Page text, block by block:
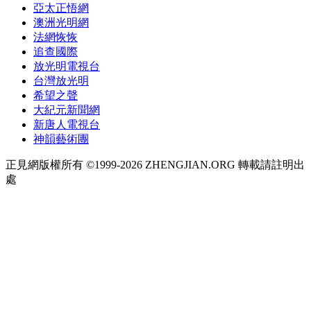
亞太正悟網
澳洲光明網
法網恢恢
追查國際
放光明電視台
台灣放光明
希望之聲
大紀元新聞網
新唐人電視台
神韻藝術團
正見網版權所有 ©1999-2026 ZHENGJIAN.ORG 轉載請註明出
處